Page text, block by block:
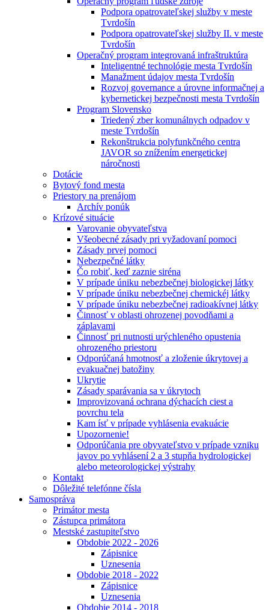
Podpora opatrovateľskej služby v meste
Tvrdošín
Podpora opatrovateľskej služby II. v meste
Tvrdošín
Operačný program integrovaná infraštruktúra
Inteligentné technológie mesta Tvrdošín
Manažment údajov mesta Tvrdošín
Rozvoj governance a úrovne informačnej a
kybernetickej bezpečnosti mesta Tvrdošín
Program Slovensko
Triedený zber komunálnych odpadov v
meste Tvrdošín
Rekonštrukcia polyfunkčného centra
JAVOR so znížením energetickej
náročnosti
Dotácie
Bytový fond mesta
Priestory na prenájom
Archív ponúk
Krízové situácie
Varovanie obyvateľstva
Všeobecné zásady pri vyžadovaní pomoci
Zásady prvej pomoci
Nebezpečné látky
Čo robiť, keď zaznie siréna
V prípade úniku nebezbečnej biologickej látky
V prípade úniku nebezbečnej chemickéj látky
V prípade úniku nebezbečnej radioakívnej látky
Činnosť v oblasti ohrozenej povodňami a
záplavami
Činnosť pri nutnosti urýchleného opustenia
ohrozeného priestoru
Odporúčaná hmotnosť a zloženie úkrytovej a
evakuačnej batožiny
Ukrytie
Zásady sparávania sa v úkrytoch
Improvizovaná ochrana dýchacích ciest a
povrchu tela
Kam ísť v prípade vyhlásenia evakuácie
Upozornenie!
Odporúčania pre obyvateľstvo v prípade vzniku
javov po vyhlásení 2 a 3 stupňa hydrologickej
alebo meteorologickej výstrahy
Kontakt
Dôležité telefónne čísla
Samospráva
Primátor mesta
Zástupca primátora
Mestské zastupiteľstvo
Obdobie 2022 - 2026
Zápisnice
Uznesenia
Obdobie 2018 - 2022
Zápisnice
Uznesenia
Obdobie 2014 - 2018